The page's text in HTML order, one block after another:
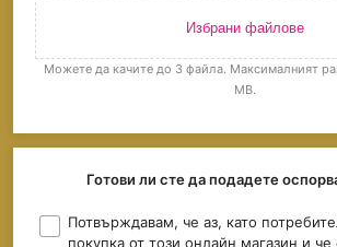
Избрани файлове
Можете да качите до 3 файла. Максималният
MB.
Готови ли сте да подадете
Потвърждавам, че аз, като
покупка от този онлайн магазин и